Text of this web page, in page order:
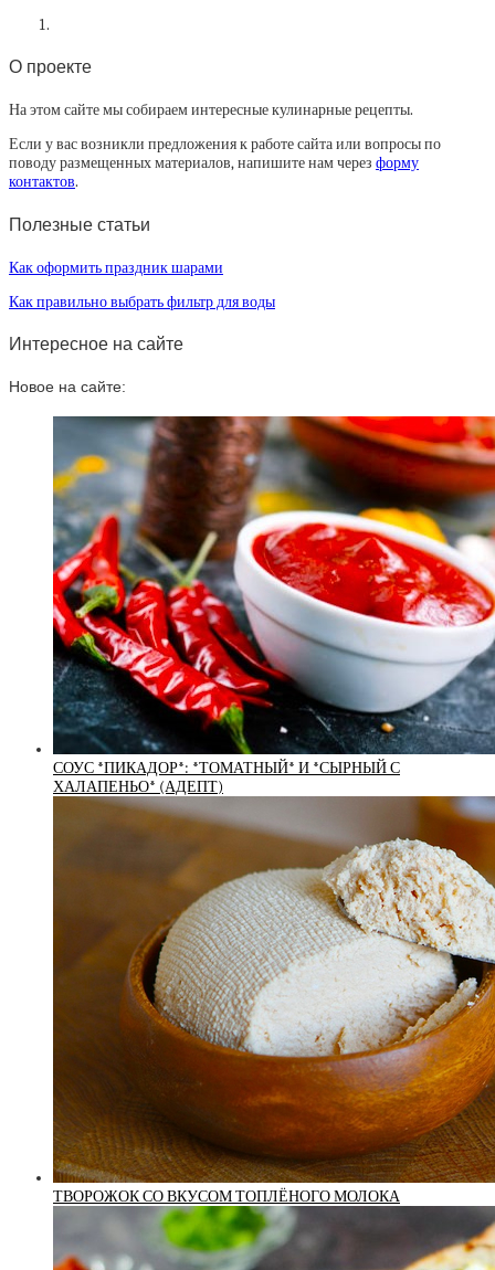
О проекте
На этом сайте мы собираем интересные кулинарные рецепты.
Если у вас возникли предложения к работе сайта или вопросы по
поводу размещенных материалов, напишите нам через форму
контактов.
Полезные статьи
Как оформить праздник шарами
Как правильно выбрать фильтр для воды
Интересное на сайте
Новое на сайте:
СОУС *ПИКАДОР*: *ТОМАТНЫЙ* И *СЫРНЫЙ С
ХАЛАПЕНЬО* (АДЕПТ)
ТВОРОЖОК СО ВКУСОМ ТОПЛЁНОГО МОЛОКА